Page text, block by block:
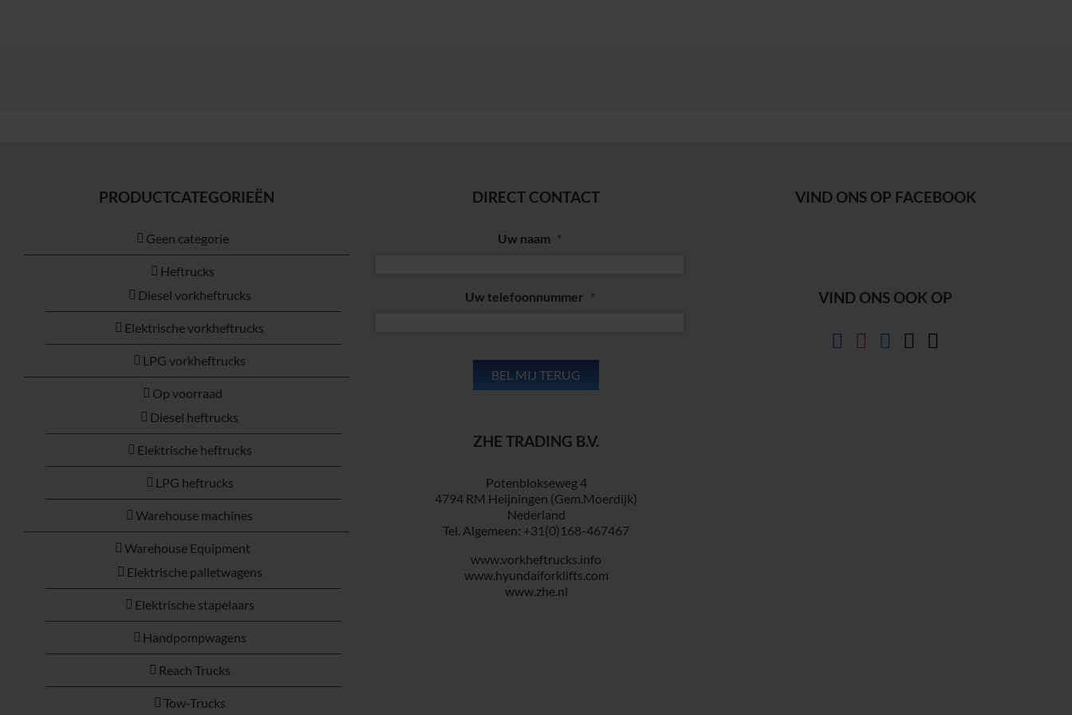
PRODUCTCATEGORIEËN
Geen categorie
Heftrucks
Diesel vorkheftrucks
Elektrische vorkheftrucks
LPG vorkheftrucks
Op voorraad
Diesel heftrucks
Elektrische heftrucks
LPG heftrucks
Warehouse machines
Warehouse Equipment
Elektrische palletwagens
Elektrische stapelaars
Handpompwagens
Reach Trucks
Tow-Trucks
DIRECT CONTACT
Uw naam *
Uw telefoonnummer *
ZHE TRADING B.V.
Potenblokseweg 4
4794 RM Heijningen (Gem.Moerdijk)
Nederland
Tel. Algemeen: +31(0)168-467467
www.vorkheftrucks.info
www.hyundaiforklifts.com
www.zhe.nl
VIND ONS OP FACEBOOK
VIND ONS OOK OP